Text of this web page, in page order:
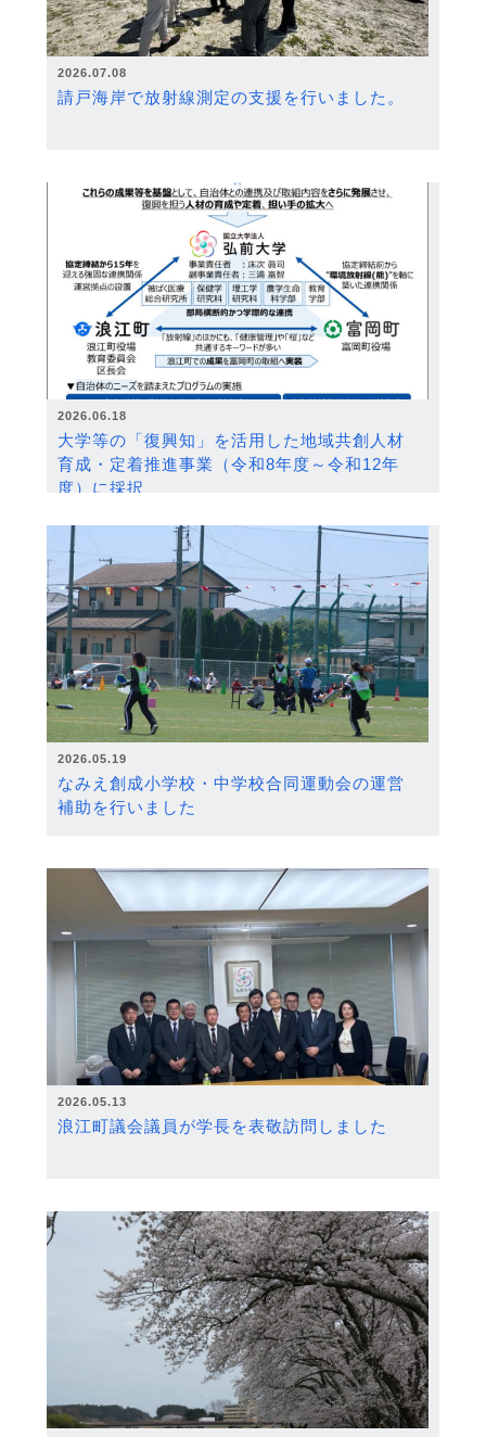
2026.07.08
請戸海岸で放射線測定の支援を行いました。
2026.06.18
大学等の「復興知」を活用した地域共創人材
育成・定着推進事業（令和8年度～令和12年
度）に採択
2026.05.19
なみえ創成小学校・中学校合同運動会の運営
補助を行いました
2026.05.13
浪江町議会議員が学長を表敬訪問しました